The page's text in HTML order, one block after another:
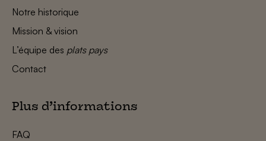
Notre historique
Mission & vision
L’équipe des plats pays
Contact
Plus d’informations
FAQ